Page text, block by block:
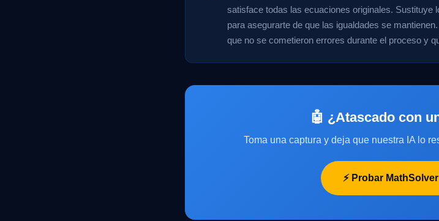
satisface todas las ecuaciones originales. Sustituye
para asegurarte de que las igualdades se
que no se cometieron errores durante el proceso y
🤖 ¿Atascado con
Toma una captura y deja que nuestra IA lo
⚡ Probar